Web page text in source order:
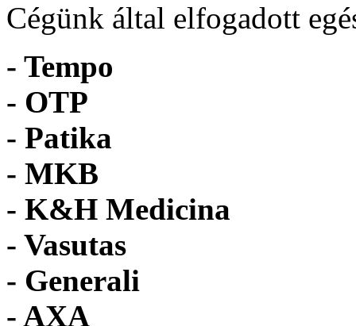
Cégünk által elfogadott
- Tempo
- OTP
- Patika
- MKB
- K&H Medicina
- Vasutas
- Generali
- AXA